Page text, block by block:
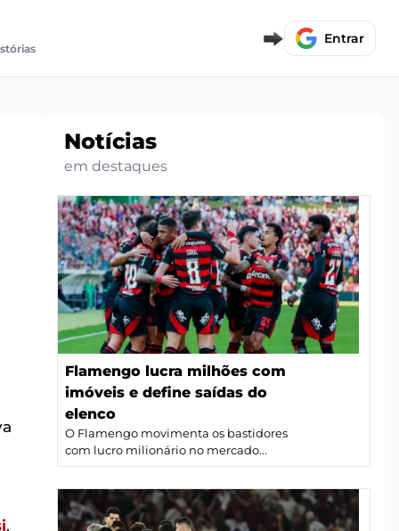
Entrar
.
Notícias
em destaques
Flamengo lucra milhões com
imóveis e define saídas do
elenco
O Flamengo movimenta os bastidores
com lucro milionário no mercado...